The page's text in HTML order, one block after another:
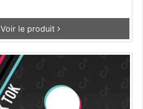
Voir le produit